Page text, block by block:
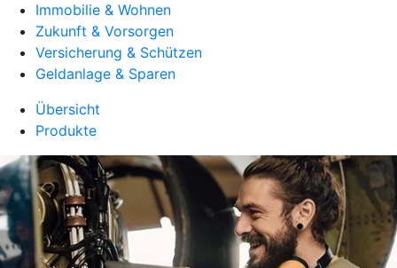
Immobilie & Wohnen
Zukunft & Vorsorgen
Versicherung & Schützen
Geldanlage & Sparen
Übersicht
Produkte